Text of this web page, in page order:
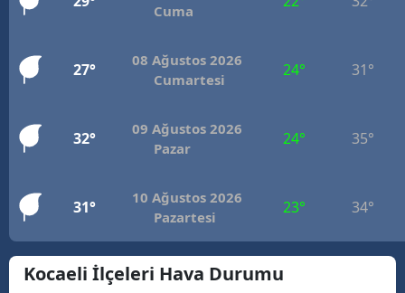
Kars
Kütahya
Cuma
27°
08 Ağustos 2026
Cumartesi
24° 31°
32°
09 Ağustos 2026
Pazar
24° 35°
31°
10 Ağustos 2026
Pazartesi
23° 34°
Kocaeli İlçeleri Hava Durumu